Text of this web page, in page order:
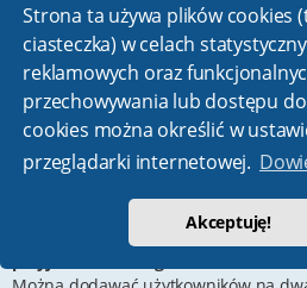
Strona ta używa plików cookies
ciasteczka) w celach
reklamowych oraz
przechowywania lub dostępu
cookies można określić w
przeglądarki internetowej.
Akceptuję!
zarządzania kontem. Z tego
status, a także wysłać prywatną
używanego stylu witryny, posty tych
wyróżniane. Jeśli użytkownik
wszystkie posty przez niego
wyświetlane.
W jaki sposób można dodawać/